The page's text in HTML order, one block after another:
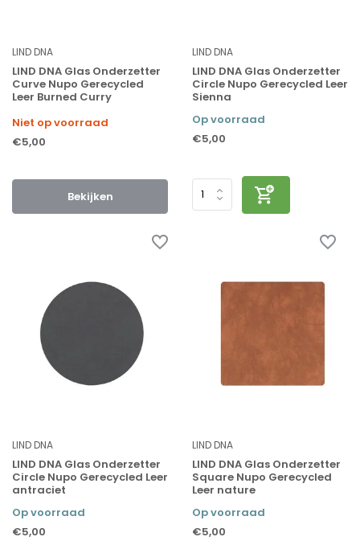
LIND DNA
LIND DNA Glas Onderzetter
Curve Nupo Gerecycled
Leer Burned Curry
Niet op voorraad
€5,00
Bekijken
LIND DNA
LIND DNA Glas Onderzetter
Circle Nupo Gerecycled Leer
Sienna
Op voorraad
€5,00
LIND DNA
LIND DNA Glas Onderzetter
Circle Nupo Gerecycled Leer
antraciet
Op voorraad
€5,00
LIND DNA
LIND DNA Glas Onderzetter
Square Nupo Gerecycled
Leer nature
Op voorraad
€5,00